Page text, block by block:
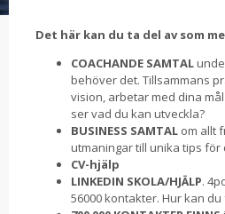
Det här kan du ta del av som
COACHANDE SAMTAL
behöver det. Tillsammans
vision, arbetar med dina mål
ser vad du kan utveckla?
BUSINESS SAMTAL om allt
utmaningar till unika tips för
CV-hjälp
LINKEDIN SKOLA/HJÄLP.
56000 kontakter. Hur kan